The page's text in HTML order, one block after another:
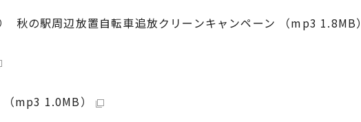
の駅周辺放置自転車追放クリーンキャンペーン （mp3 1.8MB）
mp3 1.0MB）